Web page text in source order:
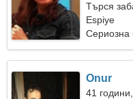
Търся
заедно
Espiye
Сериозна
Onur
41